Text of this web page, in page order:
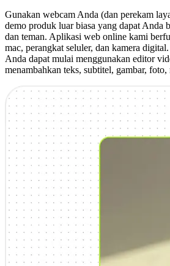
Gunakan webcam Anda (dan perekam
demo produk luar biasa yang dapat Anda
dan teman. Aplikasi web online kami
mac, perangkat seluler, dan kamera
Anda dapat mulai menggunakan editor
menambahkan teks, subtitel, gambar,